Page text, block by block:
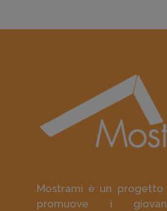
Mostrami è un
promuove i